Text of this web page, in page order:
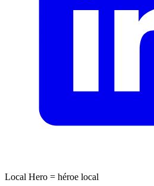
Local Hero = héroe local